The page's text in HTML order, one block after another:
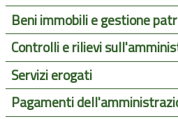
Beni immobili e gestione
Controlli e rilievi
Servizi erogati
Pagamenti